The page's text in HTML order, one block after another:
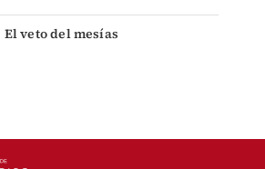
El veto del mesías